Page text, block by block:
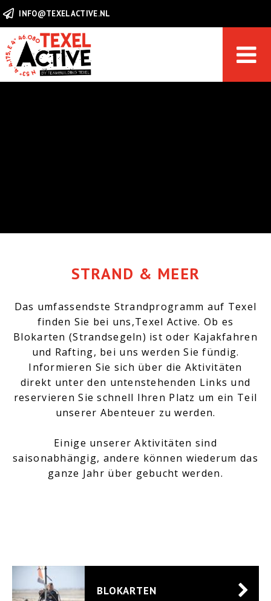
INFO@TEXELACTIVE.NL
0222 – 44 11 55
info@texelactive.nl
STRAND & MEER
Das umfassendste Strandprogramm auf Texel
finden Sie bei uns,Texel Active. Ob es
Blokarten (Strandsegeln) ist oder Kajakfahren
und Rafting, bei uns werden Sie fündig.
Informieren Sie sich über die Aktivitäten
direkt unter den untenstehenden Links und
reservieren Sie schnell Ihren Platz um ein Teil
unserer Abenteuer zu werden.
Einige unserer Aktivitäten sind
saisonabhängig, andere können wiederum das
ganze Jahr über gebucht werden.
BLOKARTEN